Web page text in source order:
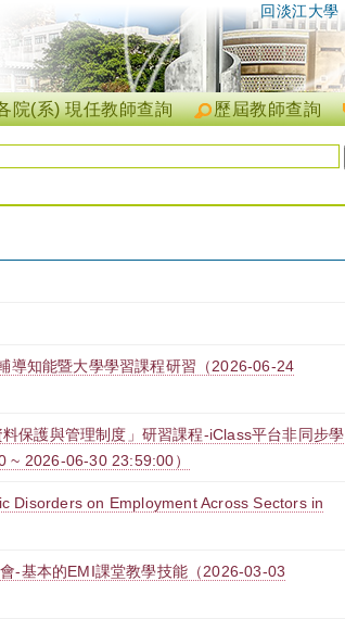
回淡江大學
歷屆教師查詢
院(系) 現任教師查詢
導知能暨大學學習課程研習（2026-06-24
保護與管理制度」研習課程-iClass平台非同步學
~ 2026-06-30 23:59:00）
Disorders on Employment Across Sectors in
-基本的EMI課堂教學技能（2026-03-03